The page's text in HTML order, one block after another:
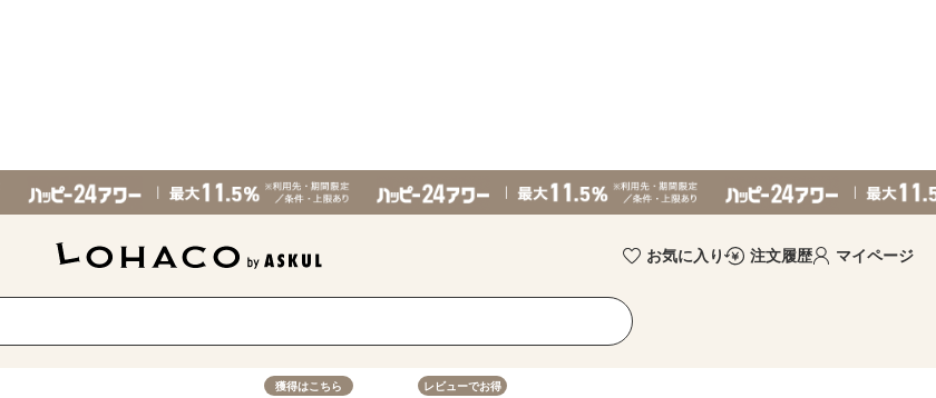
お気に入り 注文履歴 マイページ
獲得はこちら レビューでお得